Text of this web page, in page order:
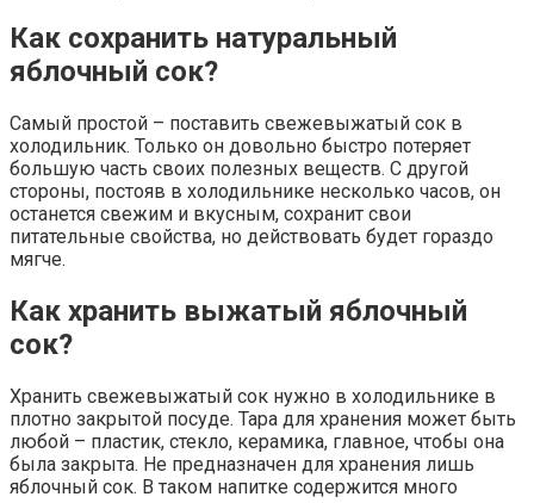
Как сохранить натуральный
яблочный сок?
Самый простой – поставить свежевыжатый сок в
холодильник. Только он довольно быстро потеряет
большую часть своих полезных веществ. С другой
стороны, постояв в холодильнике несколько часов, он
останется свежим и вкусным, сохранит свои
питательные свойства, но действовать будет гораздо
мягче.
Как хранить выжатый яблочный
сок?
Хранить свежевыжатый сок нужно в холодильнике в
плотно закрытой посуде. Тара для хранения может быть
любой – пластик, стекло, керамика, главное, чтобы она
была закрыта. Не предназначен для хранения лишь
яблочный сок. В таком напитке содержится много